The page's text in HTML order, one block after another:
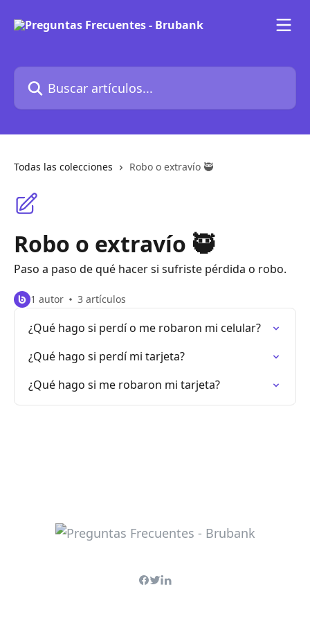
Buscar artículos...
Todas las colecciones Robo o extravío 🥷
Robo o extravío 🥷
Paso a paso de qué hacer si sufriste pérdida o robo.
1 autor 3 artículos
¿Qué hago si perdí o me robaron mi celular?
¿Qué hago si perdí mi tarjeta?
¿Qué hago si me robaron mi tarjeta?